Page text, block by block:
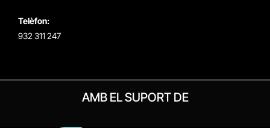
Telèfon:
932 311 247
AMB EL SUPORT DE